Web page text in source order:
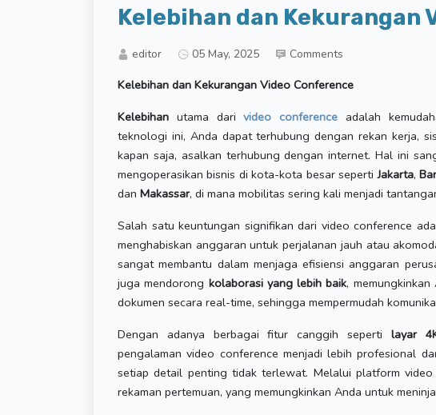
Kelebihan dan Kekurangan
editor 05 May, 2025 Comments
Kelebihan dan Kekurangan Video Conference
Kelebihan utama darivideo conference adalah
teknologi ini, Anda dapat terhubung dengan rekan kerja,
kapan saja, asalkan terhubung dengan internet. Hal ini
mengoperasikan bisnis di kota-kota besar sepertiJakarta,
dan Makassar, di mana mobilitas sering kali menjadi
Salah satu keuntungan signifikan dari video conference
menghabiskan anggaran untuk perjalanan jauh atau
sangat membantu dalam menjaga efisiensi anggaran
juga mendorong kolaborasi yang lebih baik,
dokumen secara real-time, sehingga mempermudah
Dengan adanya berbagai fitur canggih seperti layar
pengalaman video conference menjadi lebih profesional
setiap detail penting tidak terlewat. Melalui platform
rekaman pertemuan, yang memungkinkan Anda untuk